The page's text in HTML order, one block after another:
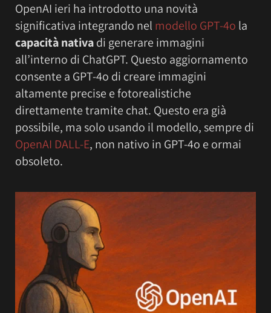
OpenAI ieri ha introdotto una novità
significativa integrando nel modello GPT-4o la
capacità nativadi generare immagini
all’interno di ChatGPT. Questo aggiornamento
consente a GPT-4o di creare immagini
altamente precise e fotorealistiche
direttamente tramite chat. Questo era già
possibile, ma solo usando il modello, sempre di
OpenAI DALL-E, non nativo in GPT-4o e ormai
obsoleto.